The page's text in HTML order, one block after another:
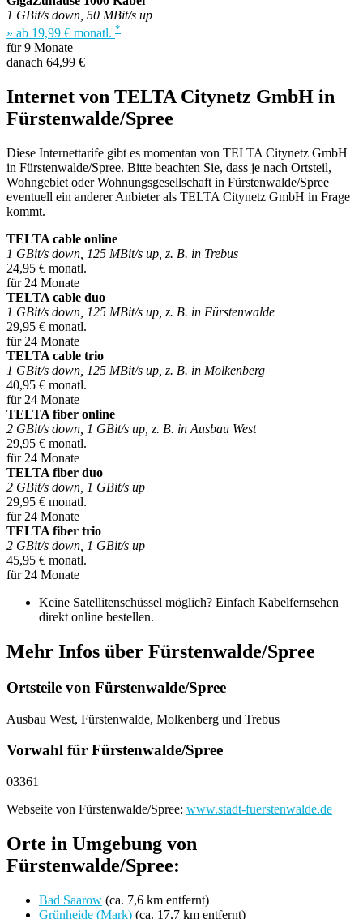
1 GBit/s down, 50 MBit/s up
» ab 19,99 € monatl. *
für 9 Monate
danach 64,99 €
Internet von TELTA Citynetz GmbH in
Fürstenwalde/Spree
Diese Internettarife gibt es momentan von TELTA Citynetz GmbH
in Fürstenwalde/Spree. Bitte beachten Sie, dass je nach Ortsteil,
Wohngebiet oder Wohnungsgesellschaft in Fürstenwalde/Spree
eventuell ein anderer Anbieter als TELTA Citynetz GmbH in Frage
kommt.
TELTA cable online
1 GBit/s down, 125 MBit/s up, z. B. in Trebus
24,95 € monatl.
für 24 Monate
TELTA cable duo
1 GBit/s down, 125 MBit/s up, z. B. in Fürstenwalde
29,95 € monatl.
für 24 Monate
TELTA cable trio
1 GBit/s down, 125 MBit/s up, z. B. in Molkenberg
40,95 € monatl.
für 24 Monate
TELTA fiber online
2 GBit/s down, 1 GBit/s up, z. B. in Ausbau West
29,95 € monatl.
für 24 Monate
TELTA fiber duo
2 GBit/s down, 1 GBit/s up
29,95 € monatl.
für 24 Monate
TELTA fiber trio
2 GBit/s down, 1 GBit/s up
45,95 € monatl.
für 24 Monate
Keine Satellitenschüssel möglich? Einfach Kabelfernsehen
direkt online bestellen.
Mehr Infos über Fürstenwalde/Spree
Ortsteile von Fürstenwalde/Spree
Ausbau West, Fürstenwalde, Molkenberg und Trebus
Vorwahl für Fürstenwalde/Spree
03361
Webseite von Fürstenwalde/Spree: www.stadt-fuerstenwalde.de
Orte in Umgebung von
Fürstenwalde/Spree:
Bad Saarow (ca. 7,6 km entfernt)
Grünheide (Mark) (ca. 17,7 km entfernt)